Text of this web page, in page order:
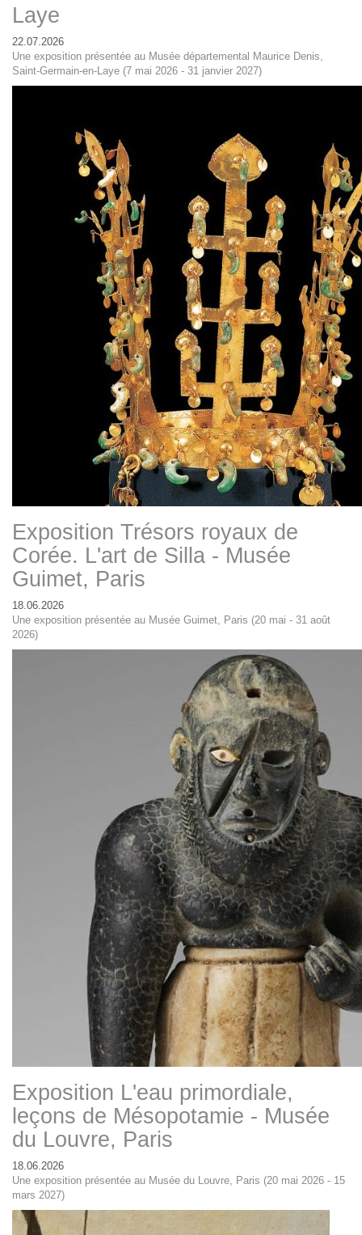
Laye
22.07.2026
Une exposition présentée au Musée départemental Maurice Denis,
Saint-Germain-en-Laye (7 mai 2026 - 31 janvier 2027)
Exposition Trésors royaux de
Corée. L'art de Silla - Musée
Guimet, Paris
18.06.2026
Une exposition présentée au Musée Guimet, Paris (20 mai - 31 août
2026)
Exposition L'eau primordiale,
leçons de Mésopotamie - Musée
du Louvre, Paris
18.06.2026
Une exposition présentée au Musée du Louvre, Paris (20 mai 2026 - 15
mars 2027)